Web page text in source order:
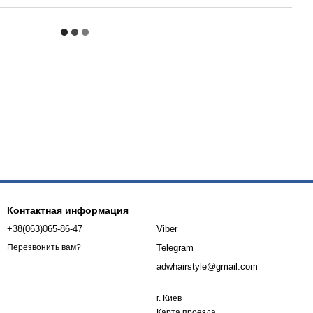
Контактная информация
+38(063)065-86-47
Перезвонить вам?
Viber
Telegram
adwhairstyle@gmail.com
г. Киев